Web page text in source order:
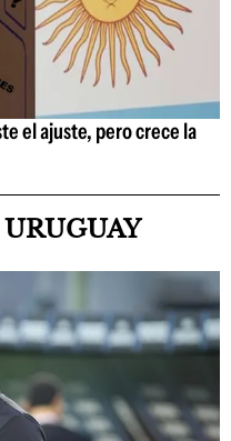
el ajuste, pero crece la